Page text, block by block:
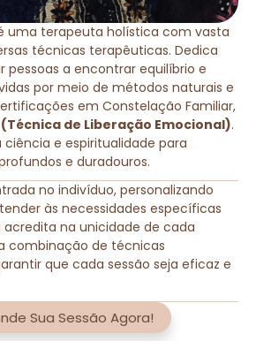
uma terapeuta holística com vasta
técnicas terapêuticas. Dedica
pessoas a encontrar equilíbrio e
por meio de métodos naturais e
em Constelação Familiar,
(Técnica de Liberação Emocional).
e espiritualidade para
e duradouros.
no indivíduo, personalizando
às necessidades específicas
acredita na unicidade de cada
combinação de técnicas
que cada sessão seja eficaz e
Sua Sessão Agora!